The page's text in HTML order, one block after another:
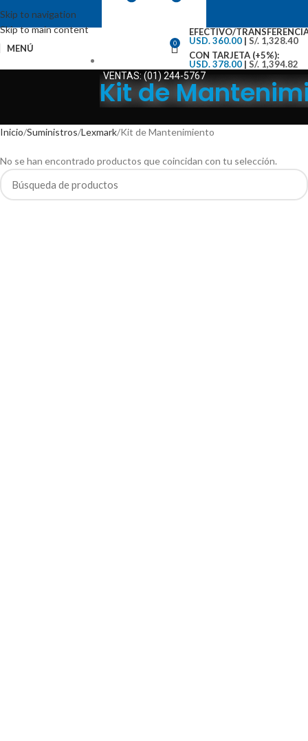
Skip to navigation
Skip to main content
VENTAS: (01) 244-5767
MENÚ 0
EFECTIVO/
USD. 360.00 | S/. 1,328.40
CON TARJETA (+5%):
USD. 378.00 | S/. 1,394.82
Kit de
Inicio Suministros Lexmark Kit de Mantenimiento
No se han encontrado productos que coincidan con tu selección.